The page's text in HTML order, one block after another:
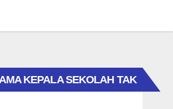
KEPALA SEKOLAH TAK